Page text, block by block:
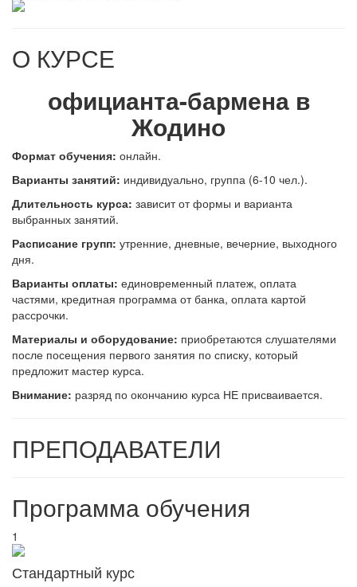
О КУРСЕ
официанта-бармена в
Жодино
Формат обучения: онлайн.
Варианты занятий: индивидуально, группа (6-10 чел.).
Длительность курса: зависит от формы и варианта
выбранных занятий.
Расписание групп: утренние, дневные, вечерние, выходного
дня.
Варианты оплаты: единовременный платеж, оплата
частями, кредитная программа от банка, оплата картой
рассрочки.
Материалы и оборудование: приобретаются слушателями
после посещения первого занятия по списку, который
предложит мастер курса.
Внимание: разряд по окончанию курса НЕ присваивается.
ПРЕПОДАВАТЕЛИ
Программа обучения
1
Стандартный курс